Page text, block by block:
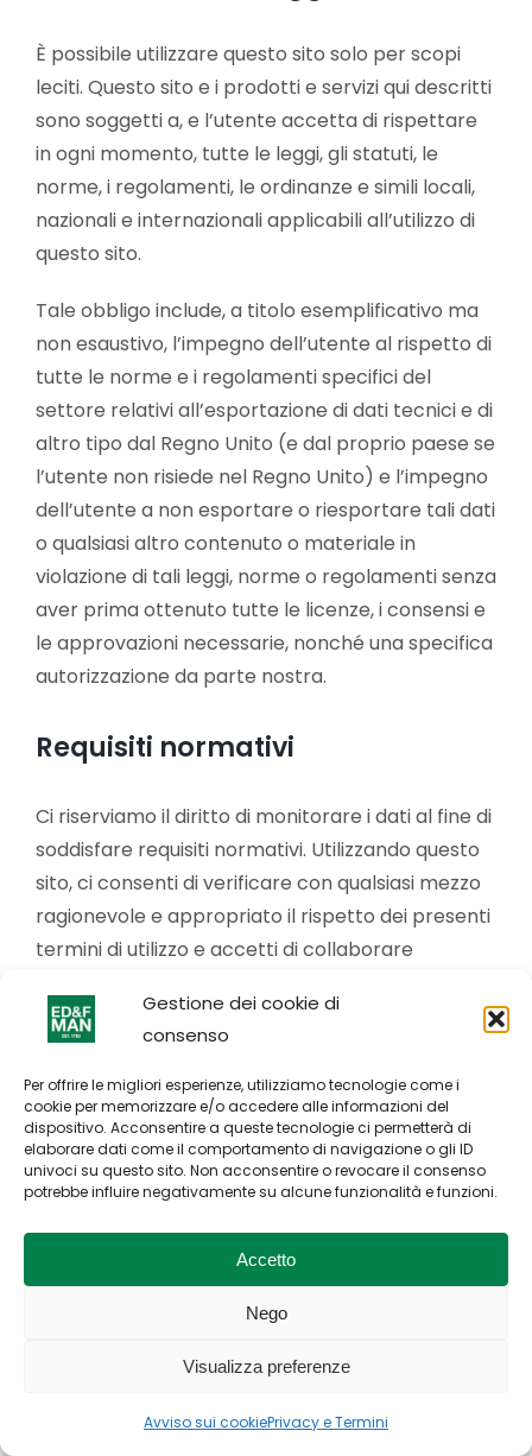
Gestione dei cookie di
consenso
Per offrire le migliori esperienze, utilizziamo tecnologie come i
cookie per memorizzare e/o accedere alle informazioni del
dispositivo. Acconsentire a queste tecnologie ci permetterà di
elaborare dati come il comportamento di navigazione o gli ID
univoci su questo sito. Non acconsentire o revocare il consenso
potrebbe influire negativamente su alcune funzionalità e funzioni.
Accetto
Nego
Visualizza preferenze
Avviso sui cookiePrivacy e Termini
È possibile utilizzare questo sito solo per scopi
leciti. Questo sito e i prodotti e servizi qui descritti
sono soggetti a, e l’utente accetta di rispettare
in ogni momento, tutte le leggi, gli statuti, le
norme, i regolamenti, le ordinanze e simili locali,
nazionali e internazionali applicabili all’utilizzo di
questo sito.
Tale obbligo include, a titolo esemplificativo ma
non esaustivo, l’impegno dell’utente al rispetto di
tutte le norme e i regolamenti specifici del
settore relativi all’esportazione di dati tecnici e di
altro tipo dal Regno Unito (e dal proprio paese se
l’utente non risiede nel Regno Unito) e l’impegno
dell’utente a non esportare o riesportare tali dati
o qualsiasi altro contenuto o materiale in
violazione di tali leggi, norme o regolamenti senza
aver prima ottenuto tutte le licenze, i consensi e
le approvazioni necessarie, nonché una specifica
autorizzazione da parte nostra.
Requisiti normativi
Ci riserviamo il diritto di monitorare i dati al fine di
soddisfare requisiti normativi. Utilizzando questo
sito, ci consenti di verificare con qualsiasi mezzo
ragionevole e appropriato il rispetto dei presenti
termini di utilizzo e accetti di collaborare
Conflitto
In caso di conflitto tra i presenti termini di utilizzo
e le condizioni specifiche che appaiono in altre
parti del sito (norme locali incluse), prevarranno
Nullità parziale
Se uno qualsiasi dei presenti termini è ritenuto
base alle leggi di qualsiasi stato o paese in cui